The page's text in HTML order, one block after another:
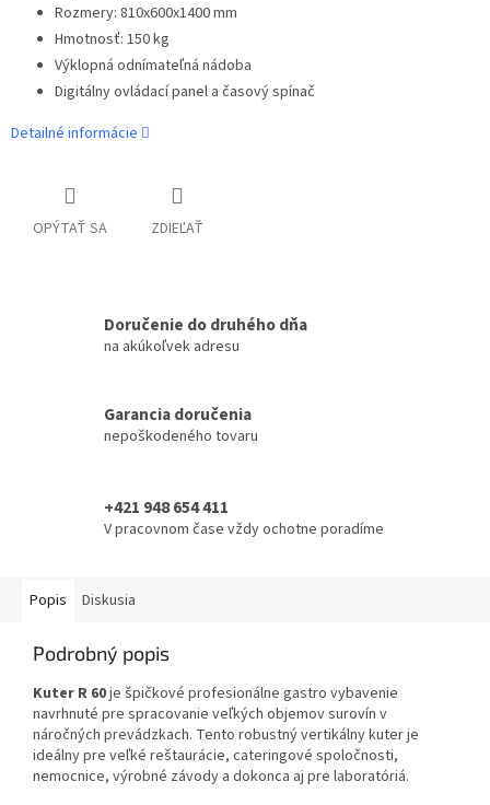
Rozmery: 810x600x1400 mm
Hmotnosť: 150 kg
Výklopná odnímateľná nádoba
Digitálny ovládací panel a časový spínač
Detailné informácie
OPÝTAŤ SA ZDIEĽAŤ
Doručenie do druhého dňa
na akúkoľvek adresu
Garancia doručenia
nepoškodeného tovaru
+421 948 654 411
V pracovnom čase vždy ochotne poradíme
Popis Diskusia
Podrobný popis
Kuter R 60je špičkové profesionálne gastro vybavenie
navrhnuté pre spracovanie veľkých objemov surovín v
náročných prevádzkach. Tento robustný vertikálny kuter je
ideálny pre veľké reštaurácie, cateringové spoločnosti,
nemocnice, výrobné závody a dokonca aj pre laboratóriá.